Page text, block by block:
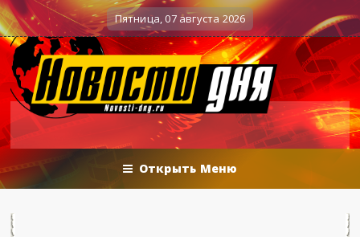
- «Новости»... 0 Военные действия Об
Пятница, 07 августа 2026
Открыть Меню